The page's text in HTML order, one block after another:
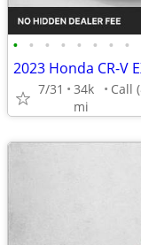
• • • • • • • •
2023 Honda CR-V
7/31
34k
mi